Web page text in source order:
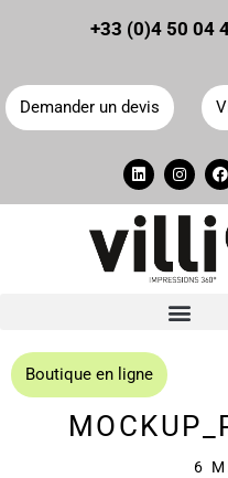
Panneau de gestion des
+33 (0)4 50 04
Demander un devis
Boutique en ligne
6